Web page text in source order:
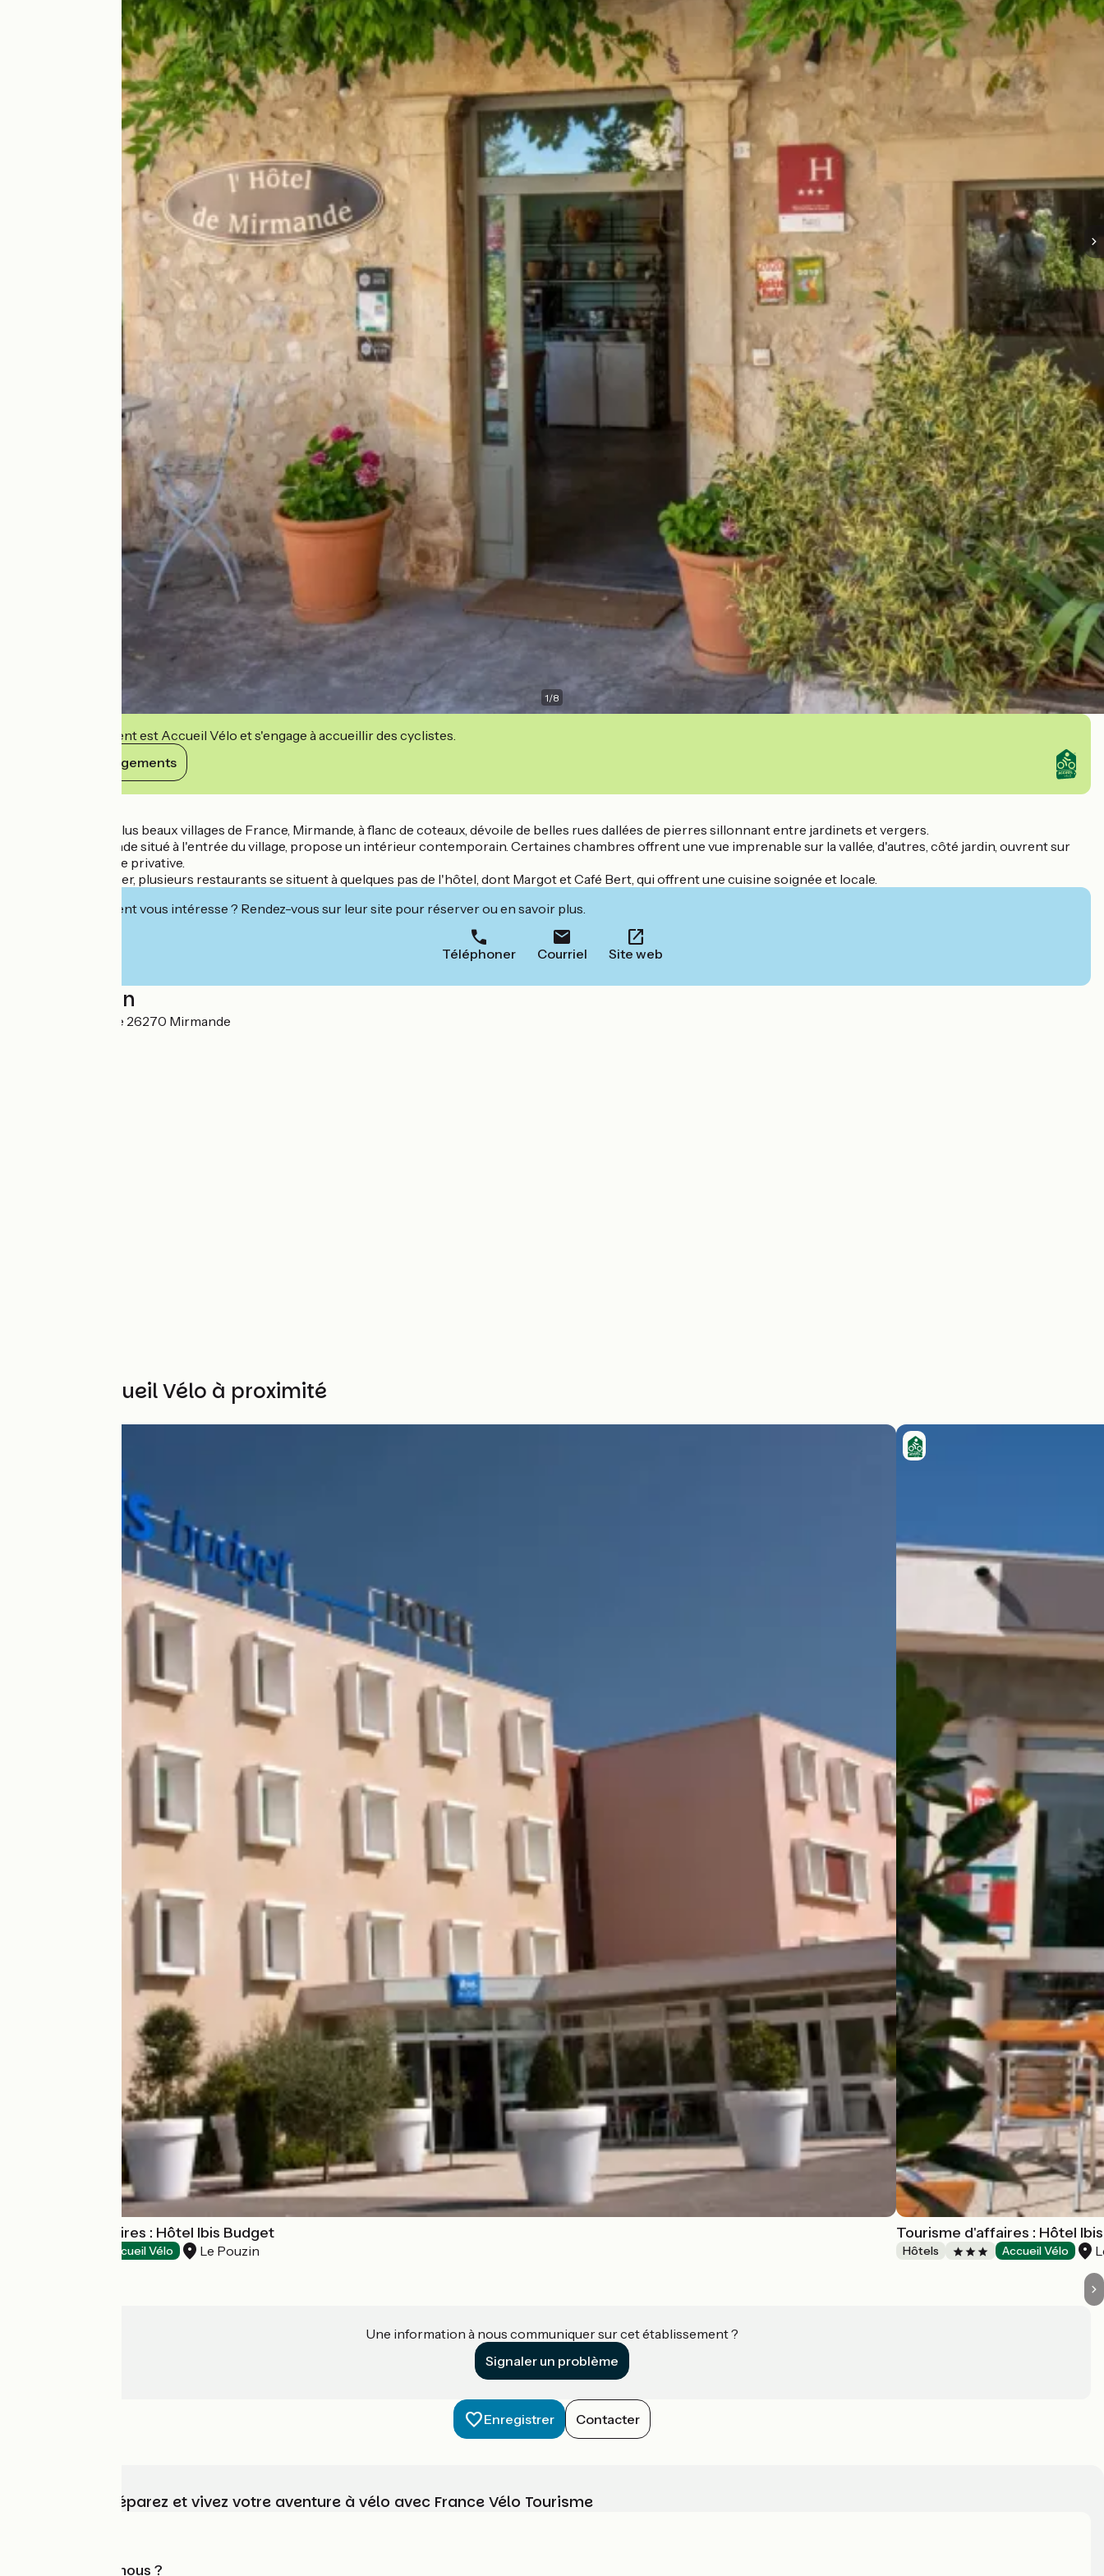
1/8
Cet établissement est Accueil Vélo et s'engage à accueillir des cyclistes.
Voir ses engagements
Classé parmi les plus beaux villages de France, Mirmande, à flanc de coteaux, dévoile de belles rues dallées de pierres sillonnant entre jardinets et vergers.
L'Hôtel de Mirmande situé à l'entrée du village, propose un intérieur contemporain. Certaines chambres offrent une vue imprenable sur la vallée, d'autres, côté jardin, ouvrent sur
une petite terrasse privative.
Pour vous restaurer, plusieurs restaurants se situent à quelques pas de l'hôtel, dont Margot et Café Bert, qui offrent une cuisine soignée et locale.
Cet établissement vous intéresse ? Rendez-vous sur leur site pour réserver ou en savoir plus.
Téléphoner Courriel Site web
Localisation
3 rue André Lhote 26270 Mirmande
Autres Accueil Vélo à proximité
Tourisme d'affaires : Hôtel Ibis Budget
Accueil Vélo Le Pouzin
Tourisme d'affaires : Hôtel Ibis
Hôtels Accueil Vélo
Une information à nous communiquer sur cet établissement ?
Signaler un problème
Enregistrer Contacter
Choisissez, préparez et vivez votre aventure à vélo avec France Vélo Tourisme
Qui sommes-nous ?